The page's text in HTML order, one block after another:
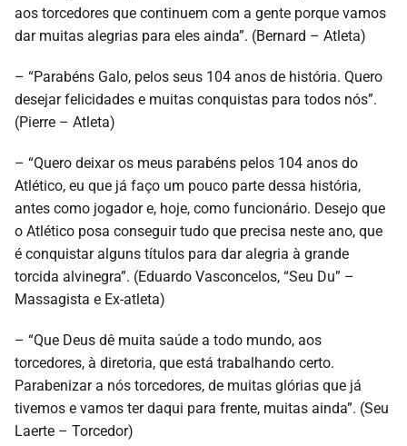
aos torcedores que continuem com a gente porque vamos
dar muitas alegrias para eles ainda”. (Bernard – Atleta)
– “Parabéns Galo, pelos seus 104 anos de história. Quero
desejar felicidades e muitas conquistas para todos nós”.
(Pierre – Atleta)
– “Quero deixar os meus parabéns pelos 104 anos do
Atlético, eu que já faço um pouco parte dessa história,
antes como jogador e, hoje, como funcionário. Desejo que
o Atlético posa conseguir tudo que precisa neste ano, que
é conquistar alguns títulos para dar alegria à grande
torcida alvinegra”. (Eduardo Vasconcelos, “Seu Du” –
Massagista e Ex-atleta)
– “Que Deus dê muita saúde a todo mundo, aos
torcedores, à diretoria, que está trabalhando certo.
Parabenizar a nós torcedores, de muitas glórias que já
tivemos e vamos ter daqui para frente, muitas ainda”. (Seu
Laerte – Torcedor)